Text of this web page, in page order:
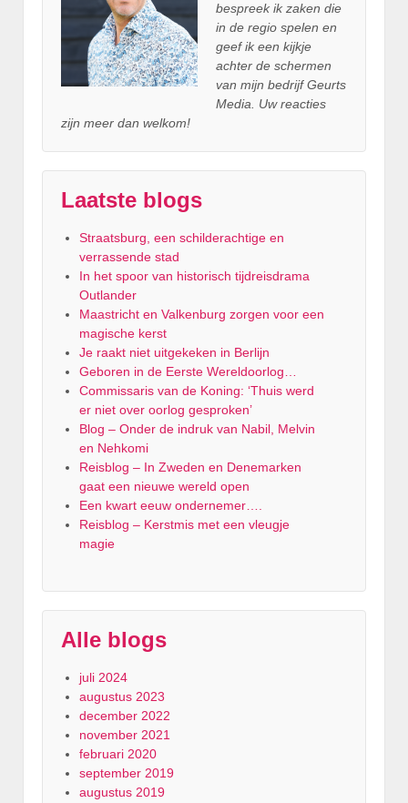
bespreek ik zaken die
in de regio spelen en
geef ik een kijkje
achter de schermen
van mijn bedrijf Geurts
Media. Uw reacties
zijn meer dan welkom!
Laatste blogs
Straatsburg, een schilderachtige en
verrassende stad
In het spoor van historisch tijdreisdrama
Outlander
Maastricht en Valkenburg zorgen voor een
magische kerst
Je raakt niet uitgekeken in Berlijn
Geboren in de Eerste Wereldoorlog…
Commissaris van de Koning: ‘Thuis werd
er niet over oorlog gesproken’
Blog – Onder de indruk van Nabil, Melvin
en Nehkomi
Reisblog – In Zweden en Denemarken
gaat een nieuwe wereld open
Een kwart eeuw ondernemer….
Reisblog – Kerstmis met een vleugje
magie
Alle blogs
juli 2024
augustus 2023
december 2022
november 2021
februari 2020
september 2019
augustus 2019